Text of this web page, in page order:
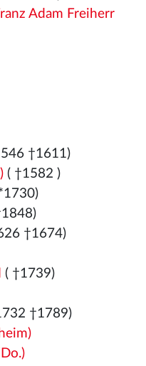
Adam Freiherr
†1611)
( †1582 )
†1674)
( †1739)
†1789)